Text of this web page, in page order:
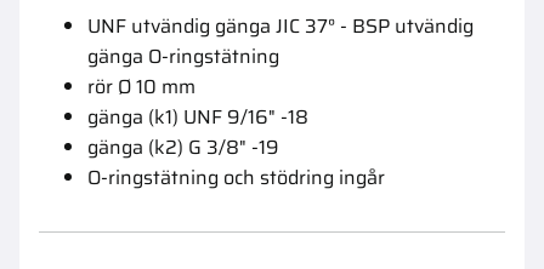
UNF utvändig gänga JIC 37° - BSP utvändig
gänga O-ringstätning
rör Ø 10 mm
gänga (k1) UNF 9/16" -18
gänga (k2) G 3/8" -19
O-ringstätning och stödring ingår